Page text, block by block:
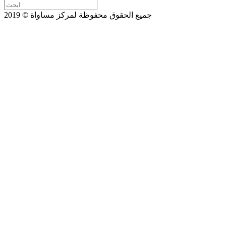
جميع الحقوق محفوظة لمركز مساواة © 2019